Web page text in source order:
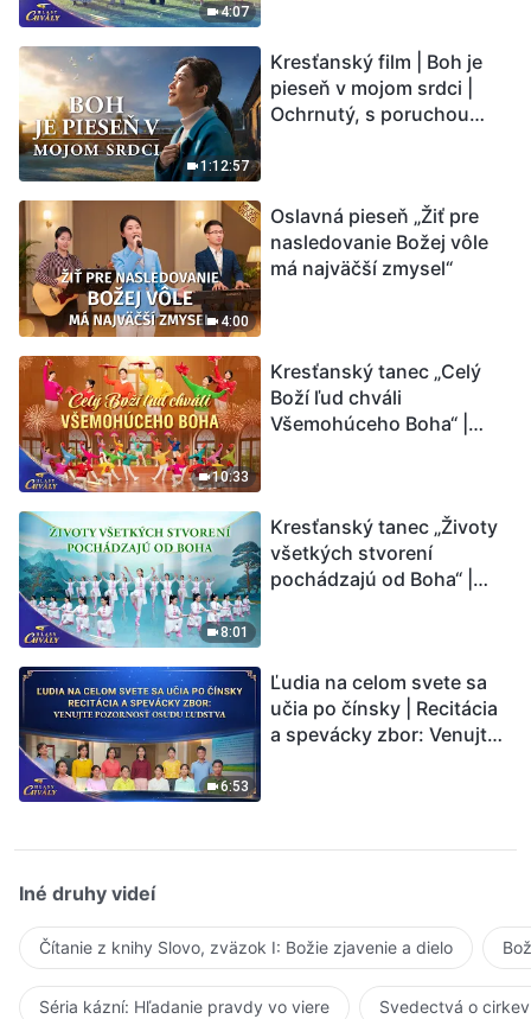
4:07
1:12:57
Kresťanský film | Boh je
pieseň v mojom srdci |
Ochrnutý, s poruchou
4:00
Oslavná pieseň „Žiť pre
nasledovanie Božej vôle
má najväčší zmysel“
10:33
Kresťanský tanec „Celý
Boží ľud chváli
Všemohúceho Boha“ |
8:01
Kresťanský tanec „Životy
všetkých stvorení
pochádzajú od Boha“ |
6:53
Ľudia na celom svete sa
učia po čínsky | Recitácia
a spevácky zbor: Venujte
Iné druhy videí
Čítanie z knihy Slovo, zväzok I: Božie zjavenie a dielo
Séria kázní: Hľadanie pravdy vo viere Svedectvá o